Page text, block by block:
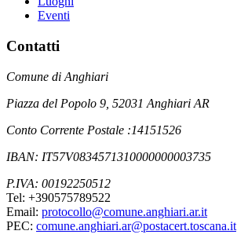
Eventi
Contatti
Comune di Anghiari
Piazza del Popolo 9, 52031 Anghiari AR
Conto Corrente Postale :14151526
IBAN: IT57V0834571310000000003735
P.IVA: 00192250512
Tel: +390575789522
Email: protocollo@comune.anghiari.ar.it
PEC: comune.anghiari.ar@postacert.toscana.it